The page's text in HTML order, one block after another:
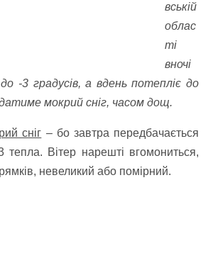
вській
облас
ті
вночі
-3 градусів, а вдень потепліє до
мокрий сніг, часом дощ.
сніг – бо завтра передбачається
тепла. Вітер нарешті вгомониться,
невеликий або помірний.